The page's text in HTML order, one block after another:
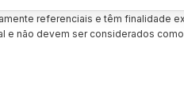
referenciais e têm finalidade
e não devem ser considerados